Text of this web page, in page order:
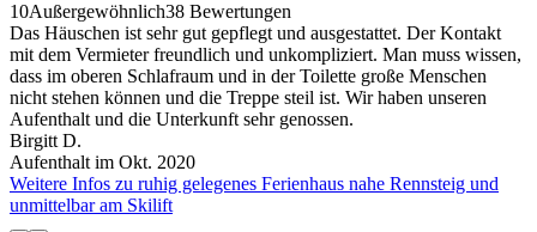
10Außergewöhnlich38 Bewertungen
Das Häuschen ist sehr gut gepflegt und ausgestattet. Der Kontakt
mit dem Vermieter freundlich und unkompliziert. Man muss wissen,
dass im oberen Schlafraum und in der Toilette große Menschen
nicht stehen können und die Treppe steil ist. Wir haben unseren
Aufenthalt und die Unterkunft sehr genossen.
Birgitt D.
Aufenthalt im Okt. 2020
Weitere Infos zu ruhig gelegenes Ferienhaus nahe Rennsteig und
unmittelbar am Skilift